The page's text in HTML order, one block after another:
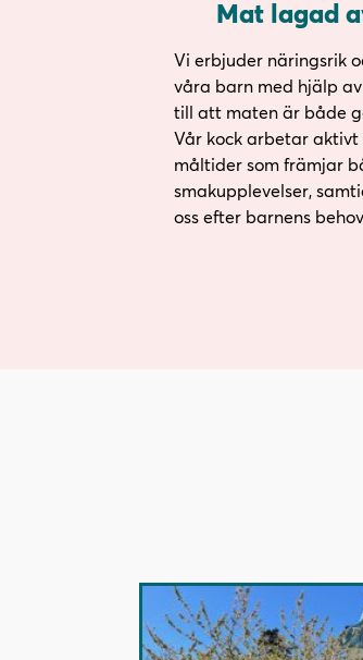
Mat lagad
Vi erbjuder näringsrik
våra barn med hjälp
till att maten är både
Vår kock arbetar
måltider som främjar
smakupplevelser,
oss efter barnens